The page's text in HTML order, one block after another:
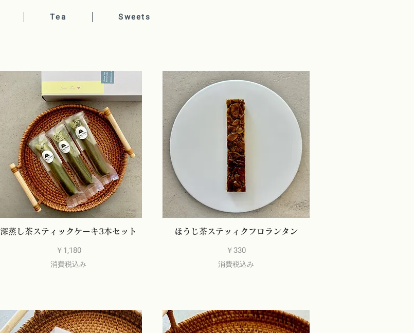
Tea Sweets
深蒸し茶スティックケーキ3本セット
価格
￥1,180
消費税込み
ほうじ茶ステッィクフロランタン
価格
￥330
消費税込み